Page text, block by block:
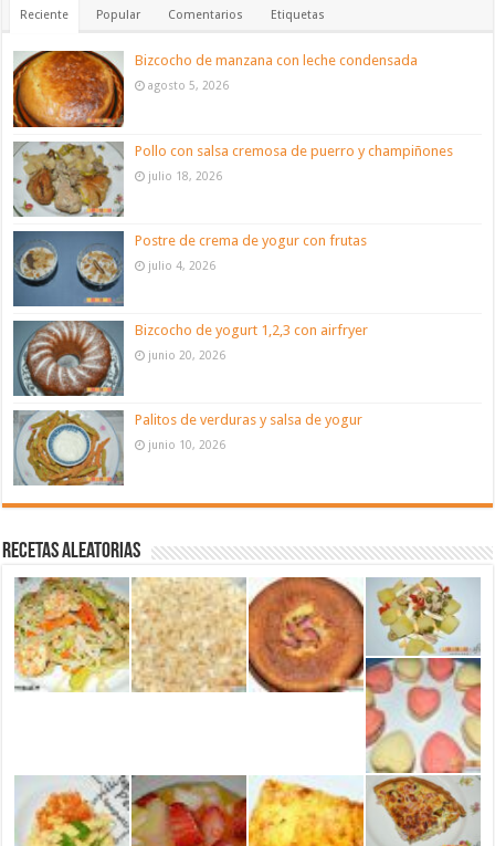
Reciente Popular Comentarios Etiquetas
Bizcocho de manzana con leche condensada
agosto 5, 2026
Pollo con salsa cremosa de puerro y champiñones
julio 18, 2026
Postre de crema de yogur con frutas
julio 4, 2026
Bizcocho de yogurt 1,2,3 con airfryer
junio 20, 2026
Palitos de verduras y salsa de yogur
junio 10, 2026
Recetas aleatorias